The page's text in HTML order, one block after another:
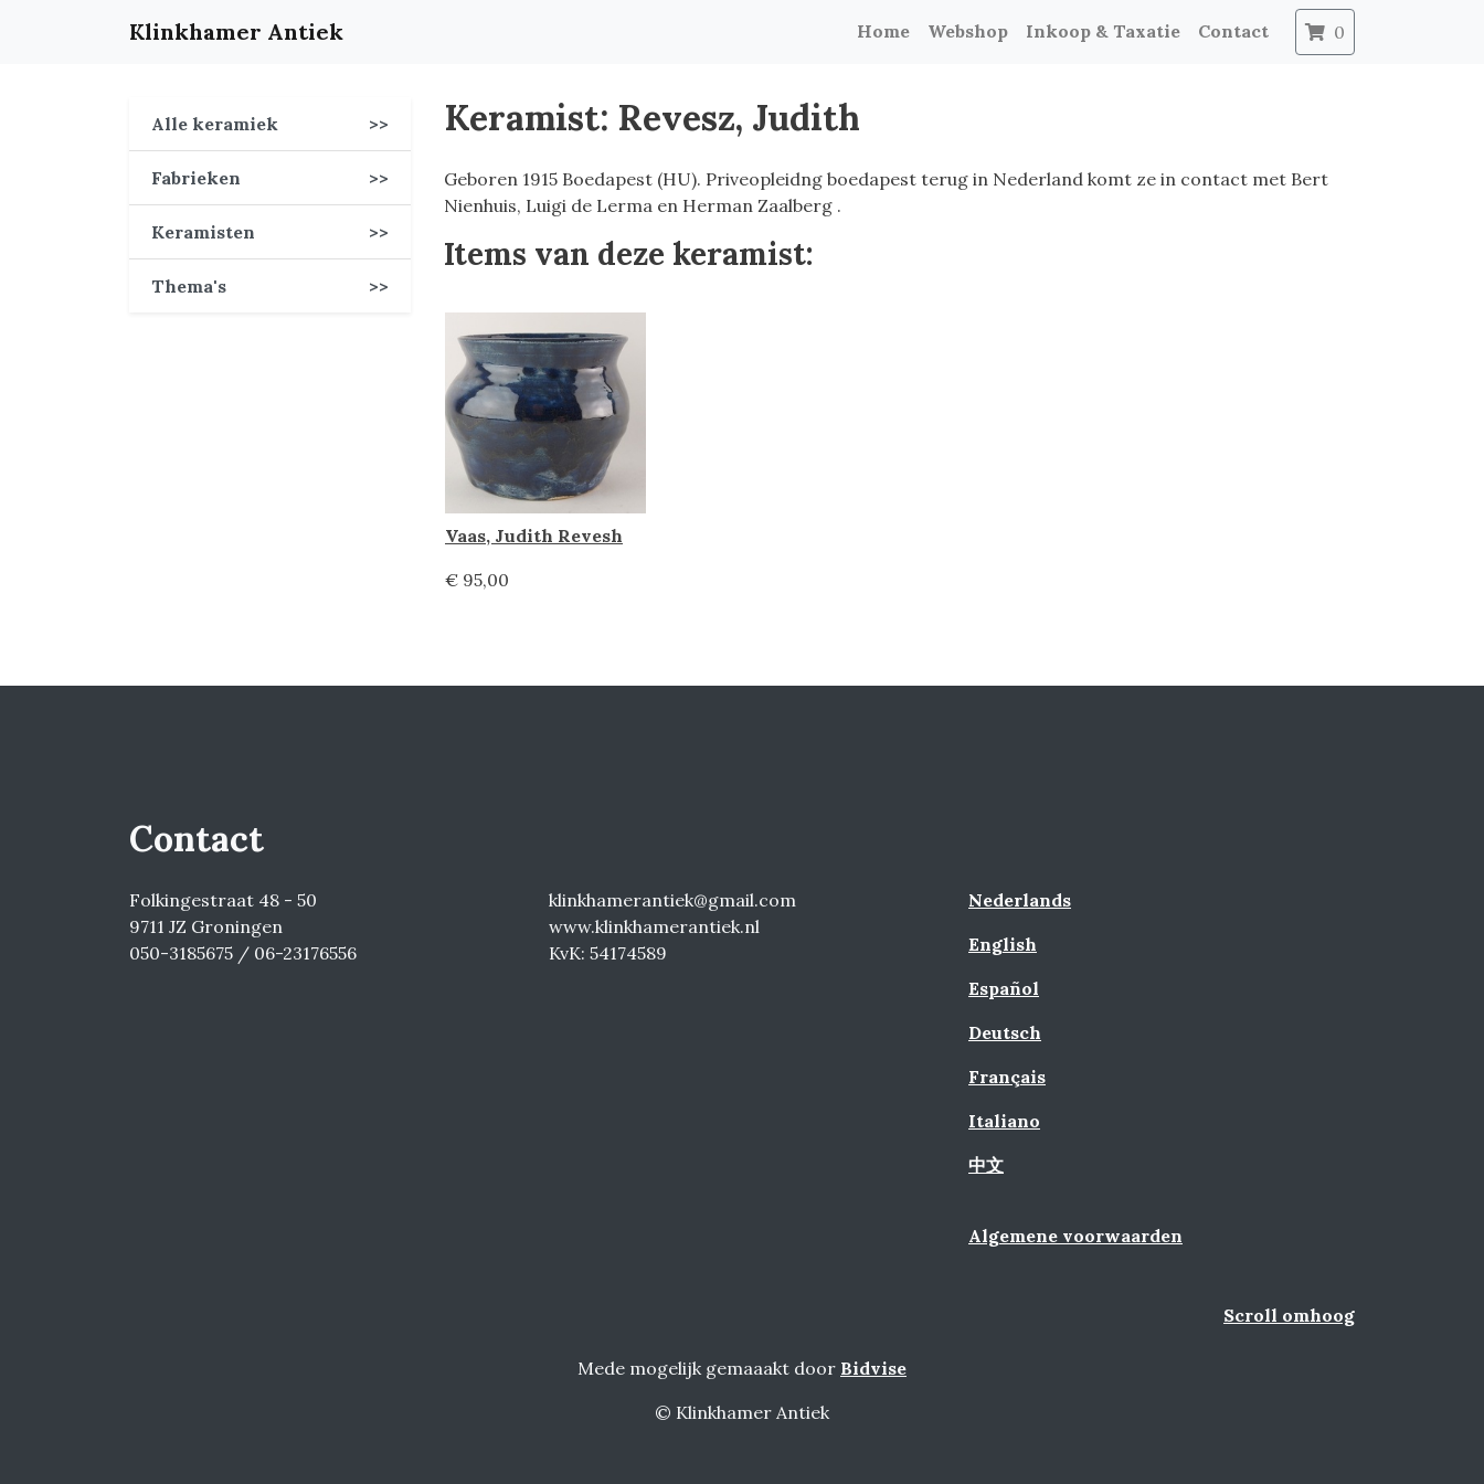
Klinkhamer Antiek Home Webshop Inkoop & Taxatie Contact 0
Alle keramiek >>
Fabrieken >>
Keramisten >>
Thema's >>
Keramist: Revesz, Judith
Geboren 1915 Boedapest (HU). Priveopleidng boedapest terug in Nederland komt ze in contact met Bert
Nienhuis, Luigi de Lerma en Herman Zaalberg .
Items van deze keramist:
Vaas, Judith Revesh
€ 95,00
Contact
Folkingestraat 48 - 50
9711 JZ Groningen
050-3185675 / 06-23176556
klinkhamerantiek@gmail.com
www.klinkhamerantiek.nl
KvK: 54174589
Nederlands
English
Español
Deutsch
Français
Italiano
中文
Algemene voorwaarden
Scroll omhoog
Mede mogelijk gemaaakt door Bidvise
© Klinkhamer Antiek